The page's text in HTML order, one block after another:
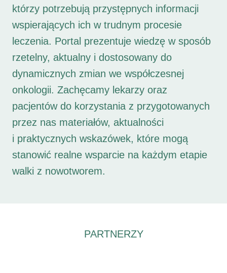
którzy potrzebują przystępnych informacji
wspierających ich w trudnym procesie
leczenia. Portal prezentuje wiedzę w sposób
rzetelny, aktualny i dostosowany do
dynamicznych zmian we współczesnej
onkologii. Zachęcamy lekarzy oraz
pacjentów do korzystania z przygotowanych
przez nas materiałów, aktualności
i praktycznych wskazówek, które mogą
stanowić realne wsparcie na każdym etapie
walki z nowotworem.
PARTNERZY